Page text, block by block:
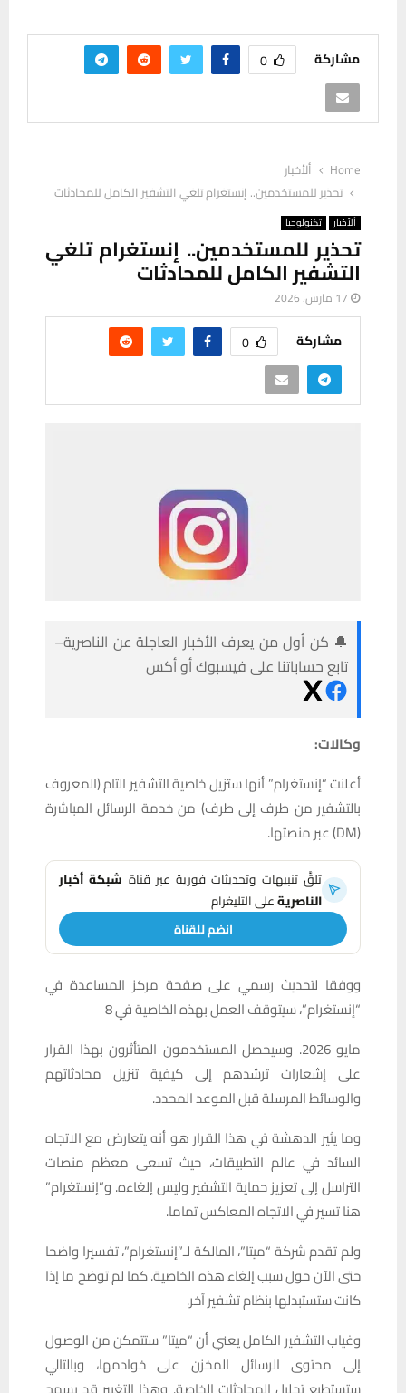
مشاركة 0
Home
ألأخبار
تحذير للمستخدمين.. إنستغرام تلغي التشفير الكامل للمحادثات
ألأخبار تكنولوجيا
تحذير للمستخدمين.. إنستغرام تلغي
التشفير الكامل للمحادثات
17 مارس، 2026
مشاركة 0
🔔 كن أول من يعرف الأخبار العاجلة عن الناصرية–
تابع حساباتنا على فيسبوك أو أكس
وكالات:
أعلنت “إنستغرام” أنها ستزيل خاصية التشفير التام (المعروف
بالتشفير من طرف إلى طرف) من خدمة الرسائل المباشرة
(DM) عبر منصتها.
تلقَّ تنبيهات وتحديثات فورية عبر قناة شبكة أخبار
الناصريةعلى التليغرام
انضم للقناة
‎ووفقا لتحديث رسمي على صفحة مركز المساعدة في
“إنستغرام”، سيتوقف العمل بهذه الخاصية في 8
مايو 2026. وسيحصل المستخدمون المتأثرون بهذا القرار
على إشعارات ترشدهم إلى كيفية تنزيل محادثاتهم
والوسائط المرسلة قبل الموعد المحدد.
وما يثير الدهشة في هذا القرار هو أنه يتعارض مع الاتجاه
السائد في عالم التطبيقات، حيث تسعى معظم منصات
التراسل إلى تعزيز حماية التشفير وليس إلغاءه. و”إنستغرام”
هنا تسير في الاتجاه المعاكس تماما.
‎ولم تقدم شركة “ميتا”، المالكة لـ”إنستغرام”، تفسيرا واضحا
حتى الآن حول سبب إلغاء هذه الخاصية. كما لم توضح ما إذا
كانت ستستبدلها بنظام تشفير آخر.
وغياب التشفير الكامل يعني أن “ميتا” ستتمكن من الوصول
إلى محتوى الرسائل المخزن على خوادمها، وبالتالي